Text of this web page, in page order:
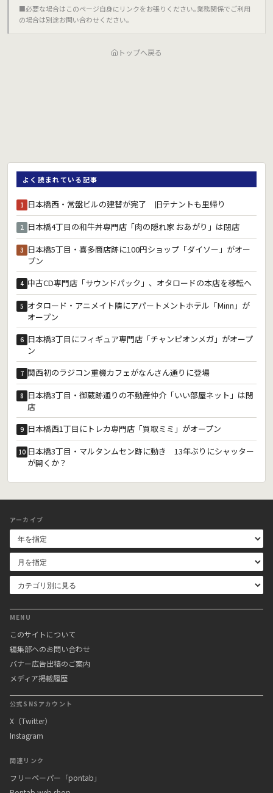
■必要な場合はこのページ自身にリンクをお張りください｡業務関係でご利用
の場合は別途お問い合わせください｡
トップへ戻る
よく読まれている記事
1 日本橋西・常盤ビルの建替が完了 旧テナントも里帰り
2 日本橋4丁目の和牛丼専門店「肉の隠れ家 おあがり」は閉店
3 日本橋5丁目・喜多商店跡に100円ショップ「ダイソー」がオー
プン
4 中古CD専門店「サウンドパック」、オタロードの本店を移転へ
5 オタロード・アニメイト隣にアパートメントホテル「Minn」が
オープン
6 日本橋3丁目にフィギュア専門店「チャンピオンメガ」がオープ
ン
7 関西初のラジコン重機カフェがなんさん通りに登場
8 日本橋3丁目・御蔵跡通りの不動産仲介「いい部屋ネット」は閉
店
9 日本橋西1丁目にトレカ専門店「買取ミミ」がオープン
10 日本橋3丁目・マルタンムセン跡に動き 13年ぶりにシャッター
が開くか？
アーカイブ
MENU
このサイトについて
編集部へのお問い合わせ
バナー広告出稿のご案内
メディア掲載履歴
公式SNSアカウント
X（Twitter）
Instagram
関連リンク
フリーペーパー「pontab」